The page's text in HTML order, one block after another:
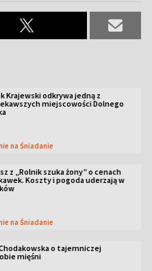
Krajewski odkrywa jedną z
miejscowości Dolnego
na Śniadanie
z „Rolnik szuka żony” o cenach
Koszty i pogoda uderzają w
na Śniadanie
o tajemniczej
mięśni